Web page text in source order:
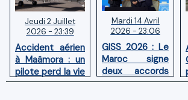
Jeudi 2 Juillet
2026 - 23:39
Accident aérien
à Maâmora : un
pilote perd la vie
en combat
Mardi 14 Avril
2026 - 23:06
GISS 2026 : Le
Maroc signe
deux accords
avec l'OACI